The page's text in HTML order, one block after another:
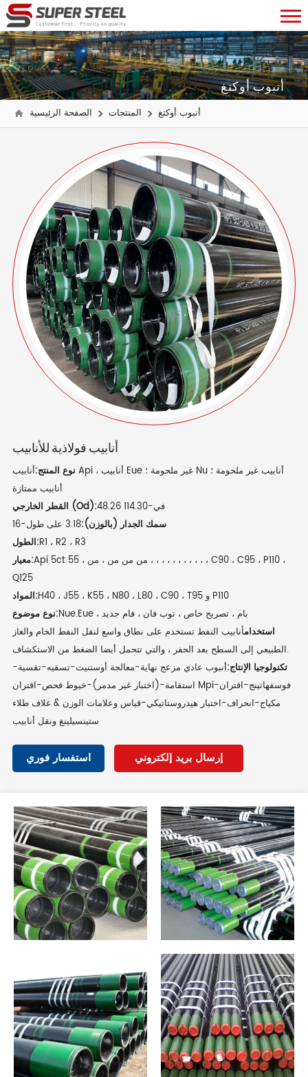
أنبوب أوكتغ
الصفحة الرئيسية المنتجات أنبوب أوكتغ
أنابيب فولاذية للأنابيب
نوع المنتج:أنابيب Api ، أنابيب Eue غير ملحومة ؛ Nu أنابيب غير ملحومة ؛
أنابيب ممتازة
القطر الخارجي (Od):
48.26 في-114.30
سمك الجدار (بالوزن):3.18 على طول-16
الطول:R1 ، R2 ، R3
معيار:Api 5ct 55 ، من من من ، من ، ، ، ، ، ، ، ، ، ، ، C90 ، C95 ، P110 ،
Q125
المواد:
H40 ، J55 ، K55 ، N80 ، L80 ، C90 ، T95 و P110
نوع موضوع:
Nue.Eue ، بام ، تصريح خاص ، توب فان ، فام جديد
استخدامأنابيب النفط تستخدم على نطاق واسع لنقل النفط الخام والغاز
الطبيعي إلى السطح بعد الحفر ، والتي تتحمل أيضا الضغط من الاستكشاف.
تكنولوجيا الإنتاج:أنبوب عادي مزعج نهاية-معالجة أوستنيت-تسقيه-تقسية-
استقامة-(اختبار غير مدمر)-خيوط فحص-اقتران Mpi-فوسفهاتينج-اقتران
مكياج-انحراف-اختبار هيدروستاتيكي-قياس وعلامات الوزن & غلاف طلاء
ستينسيلينغ ونقل أنابيب
استفسار فوري إرسال بريد إلكتروني